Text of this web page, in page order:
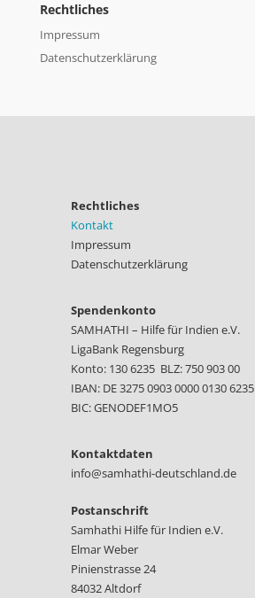
Rechtliches
Impressum
Datenschutzerklärung
Rechtliches
Kontakt
Impressum
Datenschutzerklärung
Spendenkonto
SAMHATHI – Hilfe für Indien e.V.
LigaBank Regensburg
Konto: 130 6235 BLZ: 750 903 00
IBAN: DE 3275 0903 0000 0130 6235
BIC: GENODEF1MO5
Kontaktdaten
info@samhathi-deutschland.de
Postanschrift
Samhathi Hilfe für Indien e.V.
Elmar Weber
Pinienstrasse 24
84032 Altdorf